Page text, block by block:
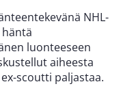
NHL-
luonteeseen
aiheesta
scoutti paljastaa.